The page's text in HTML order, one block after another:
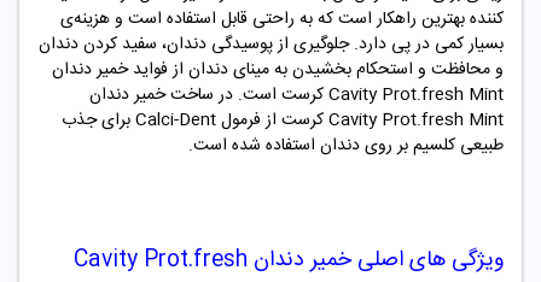
کننده بهترین راهکار است که به راحتی قابل استفاده است و هزینه‌ی
بسیار کمی در پی دارد. جلوگیری از پوسیدگی دندان، سفید کردن دندان
و محافظت و استحکام بخشیدن به مینای دندان از فواید خمیر دندان
Cavity Prot.fresh Mint کرست است. در ساخت خمیر دندان
Cavity Prot.fresh Mint کرست از فرمول Calci-Dent برای جذب
طبیعی کلسیم بر روی دندان استفاده شده است.
ویژگی های اصلی خمیر دندان Cavity Prot.fresh